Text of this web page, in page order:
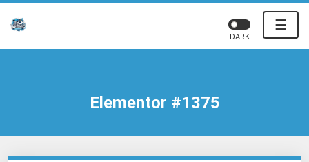
☰
DARK
Elementor #1375